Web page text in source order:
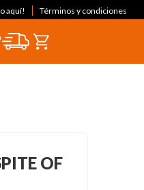
aquí! Términos y condiciones
OF